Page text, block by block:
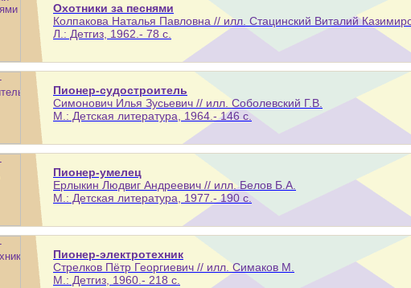
Охотники за песнями
Колпакова Наталья Павловна // илл. Стацинский Виталий
Л.: Детгиз, 1962.- 78 с.
Пионер-судостроитель
Симонович Илья Зусьевич // илл. Соболевский Г.В.
М.: Детская литература, 1964.- 146 с.
Пионер-умелец
Ерлыкин Людвиг Андреевич // илл. Белов Б.А.
М.: Детская литература, 1977.- 190 с.
Пионер-электротехник
Стрелков Пётр Георгиевич // илл. Симаков М.
М.: Детгиз, 1960.- 218 с.